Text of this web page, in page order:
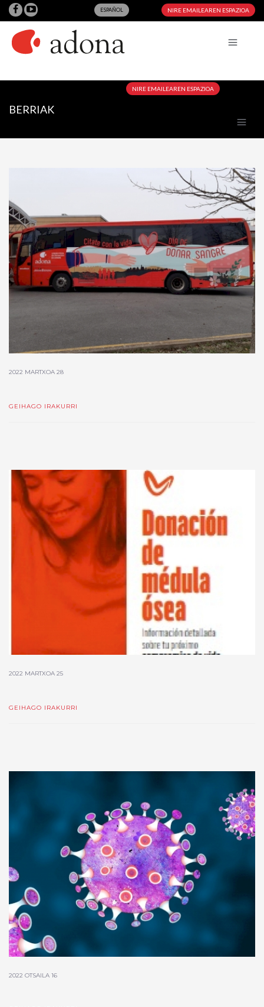
ESPAÑOL NIRE EMAILEAREN ESPAZIOA
NIRE EMAILEAREN ESPAZIOA
BERRIAK
2022 MARTXOA 28
GEIHAGO IRAKURRI
2022 MARTXOA 25
GEIHAGO IRAKURRI
2022 OTSAILA 16